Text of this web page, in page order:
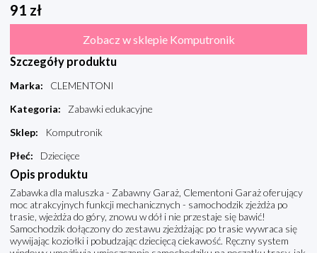
91 zł
Zobacz w sklepie Komputronik
Szczegóły produktu
Marka:
CLEMENTONI
Kategoria:
Zabawki edukacyjne
Sklep:
Komputronik
Płeć: Dziecięce
Opis produktu
Zabawka dla maluszka - Zabawny Garaż, Clementoni Garaż oferujący
moc atrakcyjnych funkcji mechanicznych - samochodzik zjeżdża po
trasie, wjeżdża do góry, znowu w dół i nie przestaje się bawić!
Samochodzik dołączony do zestawu zjeżdżając po trasie wywraca się
wywijając koziołki i pobudzając dziecięcą ciekawość. Ręczny system